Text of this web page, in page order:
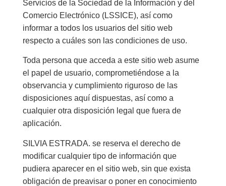
Servicios de la Sociedad de la Información y del
Comercio Electrónico (LSSICE), así como
informar a todos los usuarios del sitio web
respecto a cuáles son las condiciones de uso.
Toda persona que acceda a este sitio web asume
el papel de usuario, comprometiéndose a la
observancia y cumplimiento riguroso de las
disposiciones aquí dispuestas, así como a
cualquier otra disposición legal que fuera de
aplicación.
SILVIA ESTRADA. se reserva el derecho de
modificar cualquier tipo de información que
pudiera aparecer en el sitio web, sin que exista
obligación de preavisar o poner en conocimiento